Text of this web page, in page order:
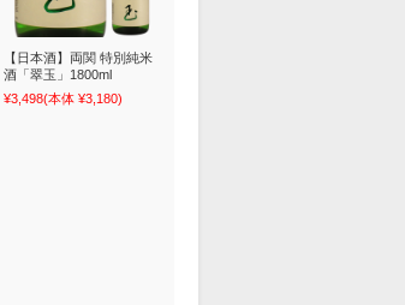
【日本酒】両関 特別純米
酒「翠玉」1800ml
¥3,498(本体 ¥3,180)